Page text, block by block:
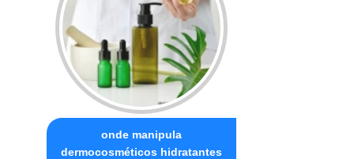
onde manipula
dermocosméticos hidratantes